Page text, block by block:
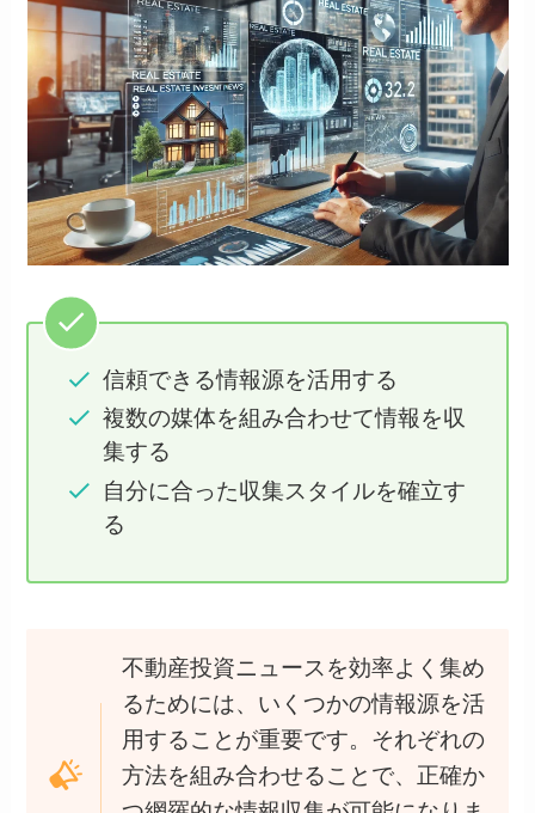
信頼できる情報源を活用する
複数の媒体を組み合わせて情報を収
集する
自分に合った収集スタイルを確立す
る
不動産投資ニュースを効率よく集め
るためには、いくつかの情報源を活
用することが重要です。それぞれの
方法を組み合わせることで、正確か